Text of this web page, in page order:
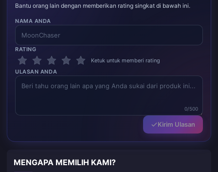
Bantu orang lain dengan memberikan rating singkat di bawah ini.
NAMA ANDA
RATING
Ketuk untuk memberi rating
ULASAN ANDA
0/500
Kirim Ulasan
MENGAPA MEMILIH KAMI?